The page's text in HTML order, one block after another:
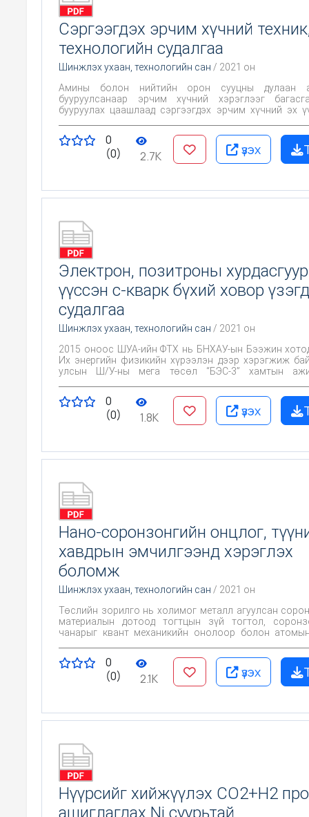
Сэргээгдэх эрчим хүчний
технологийн судалгаа
Шинжлэх ухаан, технологийн сан / 2021 он
Амины болон нийтийн орон сууцны дулаан
бууруулсанаар эрчим хүчний хэрэглээг
бууруулах цаашлаад сэргээгдэх эрчим хүчний эх
0
(0)
2.7K үзэх
Электрон, позитроны
үүссэн с-кварк бүхий ховор
судалгаа
Шинжлэх ухаан, технологийн сан / 2021 он
2015 оноос ШУА-ийн ФТХ нь БНХАУ-ын Бээжин
Их энергийн физикийн хүрээлэн дээр хэрэгжиж
улсын Ш/У-ны мега төсөл “БЭС-3” хамтын
үргэлжлүүлэн идэвхтэй оролцож, гэрээний дагуу
үүргээ биелүүлэх
0
(0)
1.8K үзэх
Нано-соронзонгийн онцлог,
хавдрын эмчилгээнд хэрэглэх
боломж
Шинжлэх ухаан, технологийн сан / 2021 он
Төслийн зорилго нь холимог металл агуулсан
материалын дотоод тогтцын зүй тогтол,
чанарыг квант механикийн онолоор болон
0
(0)
2.1K үзэх
Нүүрсийг хийжүүлэх CO2+H2
ашиглагдах Ni суурьтай